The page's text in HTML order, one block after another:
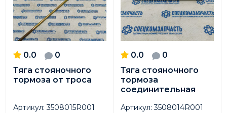
0.0
0
Тяга стояночного
тормоза от троса
Артикул: 3508015R001
0.0
0
Тяга стояночного
тормоза
соединительная
Артикул: 3508014R001